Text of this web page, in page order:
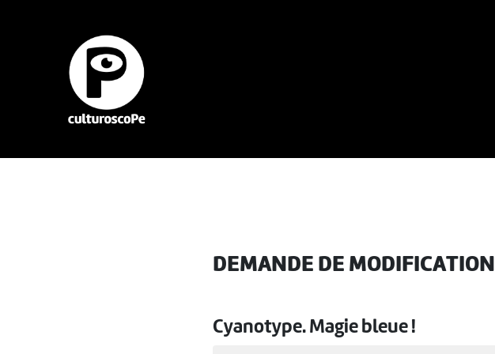
DEMANDE DE MODIFICATION
Cyanotype. Magie bleue !